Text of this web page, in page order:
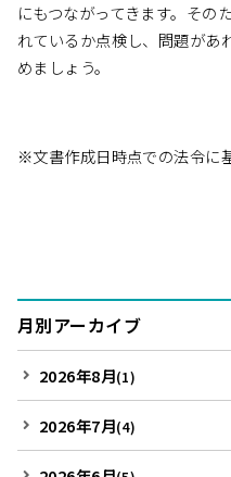
にもつながってきます。その
れているか点検し、問題があ
めましょう。
※文書作成日時点での法令に
月別アーカイブ
2026年8月(1)
2026年7月(4)